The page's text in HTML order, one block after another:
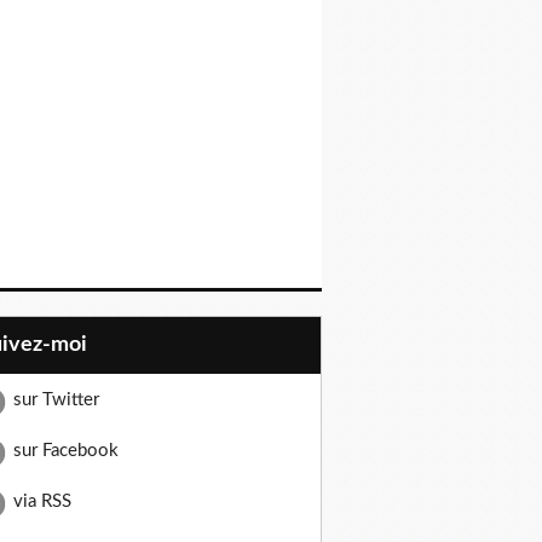
moi
sur Twitter
sur Facebook
via RSS